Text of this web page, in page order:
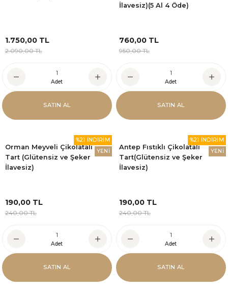
1.750,00 TL
2.090,00 TL
Adet
SATIN AL
İlavesiz)(5 Al 4 Öde)
760,00 TL
950,00 TL
Adet
SATIN AL
%21 İNDİRİM
YENİ
Orman Meyveli Çikolatalı
Tart (Glütensiz ve Şeker
İlavesiz)
190,00 TL
240,00 TL
Adet
SATIN AL
%21 İNDİRİM
YENİ
Antep Fıstıklı Çikolatalı
Tart(Glütensiz ve Şeker
İlavesiz)
190,00 TL
240,00 TL
Adet
SATIN AL